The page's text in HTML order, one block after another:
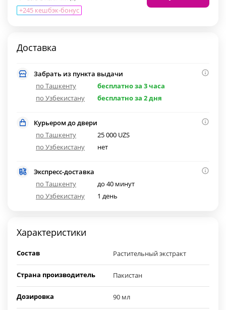
+245 кешбэк-бонус
Доставка
Забрать из пункта выдачи
по Ташкенту
бесплатно за 3 часа
по Узбекистану
бесплатно за 2 дня
Курьером до двери
по Ташкенту
25 000 UZS
по Узбекистану
нет
Экспресс-доставка
по Ташкенту
до 40 минут
по Узбекистану
1 день
Характеристики
Состав Растительный экстракт
Страна производитель Пакистан
Дозировка 90 мл